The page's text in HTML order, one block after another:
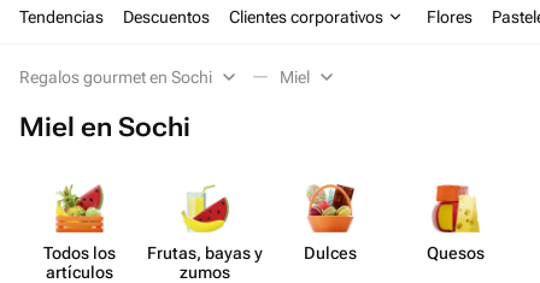
Tendencias Descuentos Clientes corporativos Flores
Regalos gourmet en Sochi Miel
Miel en Sochi
Todos los
artículos
Frutas, bayas y
zumos
Dulces Quesos